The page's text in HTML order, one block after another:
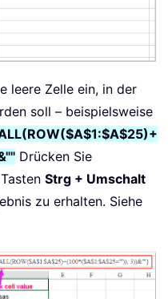
leere Zelle ein, in der
soll – beispielsweise
Drücken Sie
Strg + Umschalt
zu erhalten. Siehe